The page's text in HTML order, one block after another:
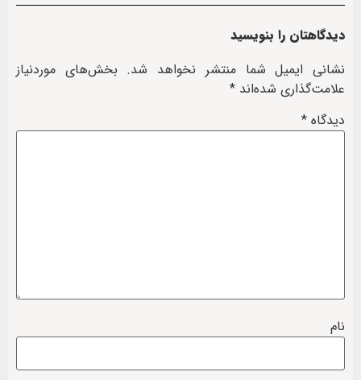
دیدگاهتان را بنویسید
نشانی ایمیل شما منتشر نخواهد شد. بخش‌های موردنیاز
علامت‌گذاری شده‌اند *
دیدگاه *
نام